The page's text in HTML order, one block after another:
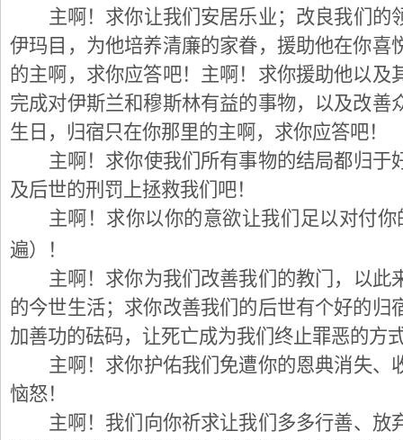
主啊！求你让我们安居乐业；改良我们的
伊玛目，为他培养清廉的家眷，援助他在你喜
的主啊，求你应答吧！主啊！求你援助他以及
完成对伊斯兰和穆斯林有益的事物，以及改善
生日，归宿只在你那里的主啊，求你应答吧！
主啊！求你使我们所有事物的结局都归于
及后世的刑罚上拯救我们吧！
主啊！求你以你的意欲让我们足以对付
遍）！
主啊！求你为我们改善我们的教门，以此
的今世生活；求你改善我们的后世有个好的归
加善功的砝码，让死亡成为我们终止罪恶的方
主啊！求你护佑我们免遭你的恩典消失、
恼怒！
主啊！我们向你祈求让我们多多行善、放